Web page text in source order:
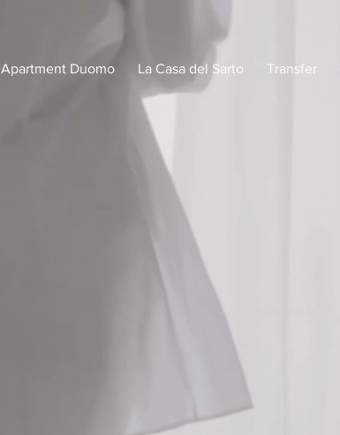
Apartment Duomo La Casa del Sarto Transfer